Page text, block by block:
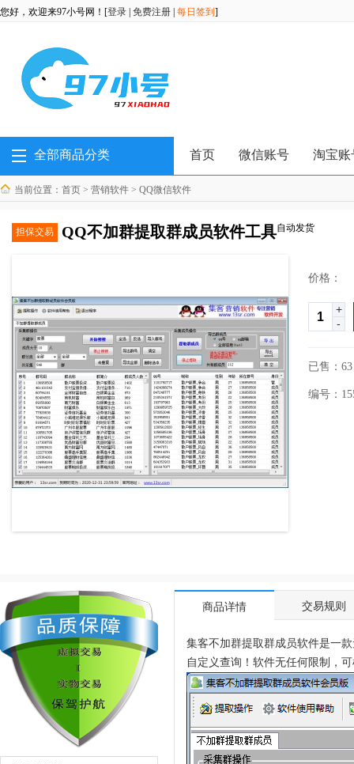
您好，欢迎来97小号网！[登录 免费注册 每日签到 ]
全部商品分类 首页 微信账号 淘宝账
当前位置： 首页 > 营销软件 > QQ微信软件
担保交易 自动发货
QQ不加群提取群成员软件工具
价格：
+
-
已售：63
编号：
商品详情 交易规则
集客不加群提取群成员软件是一
自定义查询！软件无任何限制，